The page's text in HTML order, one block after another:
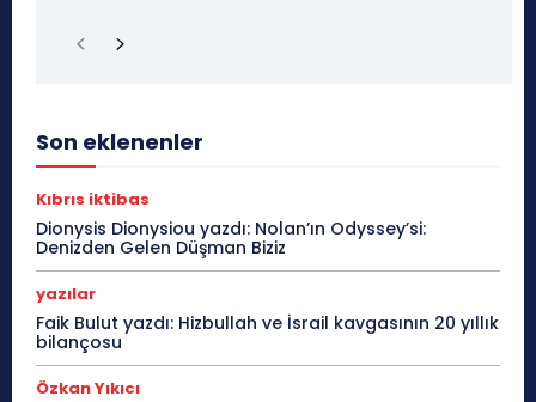
Son eklenenler
Kıbrıs iktibas
Dionysis Dionysiou yazdı: Nolan’ın Odyssey’si:
Denizden Gelen Düşman Biziz
yazılar
Faik Bulut yazdı: Hizbullah ve İsrail kavgasının 20 yıllık
bilançosu
Özkan Yıkıcı